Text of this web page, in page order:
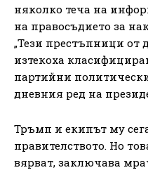
няколко теча на
на правосъдието за
„Тези престъпници от
изтекоха
партийни
дневния ред на
Тръмп и екипът му
правителството. Но
вярват, заключава